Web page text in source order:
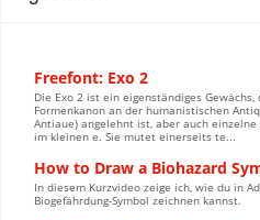
Freefont: Exo 2
Die Exo 2 ist ein eigenständiges Gewächs,
Formenkanon an der humanistischen
Antiaue) angelehnt ist, aber auch
im kleinen e. Sie mutet einerseits te...
How to Draw a Biohazard
In diesem Kurzvideo zeige ich, wie du in
Biogefährdung-Symbol zeichnen kannst.